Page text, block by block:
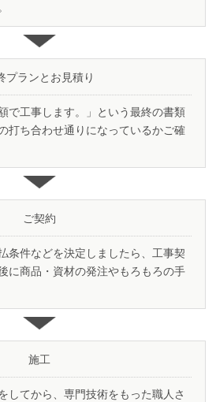
プラン と お見積り
で工事します。」という最終の書類
打ち合わせ通りになっているかご確
ご契約
条件などを決定しましたら、工事契
に商品・資材の発注やもろもろの手
施工
してから、専門技術をもった職人さ